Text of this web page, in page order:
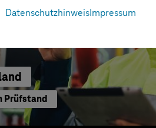
DatenschutzhinweisImpressum
Prüfstand